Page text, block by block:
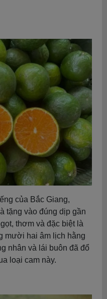
của Bắc Giang,
tặng vào đúng dịp gần
thơm và đặc biệt là
mười hai âm lịch hằng
nhân và lái buôn đã đổ
loại cam này.